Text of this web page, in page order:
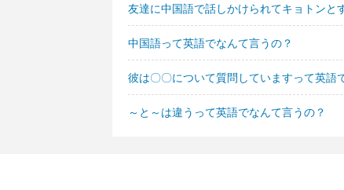
友達に中国語で話しかけられてキョトンと
中国語って英語でなんて言うの？
彼は〇〇について質問していますって英語
～と～は違うって英語でなんて言うの？